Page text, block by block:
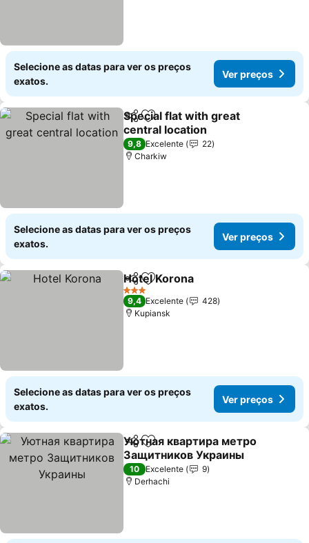
Selecione as datas para ver os preços
exatos.
Ver preços
PartilharAdicionar aos favoritos
Special flat with great
central location
Ver preços
9,8 Excelente
22
Charkiw
Selecione as datas para ver os preços
exatos.
Ver preços
PartilharAdicionar aos favoritos
Hotel Korona
3 Estrelas
9,4 Excelente
428
Kupiansk
Selecione as datas para ver os preços
exatos.
Ver preços
PartilharAdicionar aos favoritos
Уютная квартира метро
Защитников Украины
Ver preços
10 Excelente
9
Derhachi